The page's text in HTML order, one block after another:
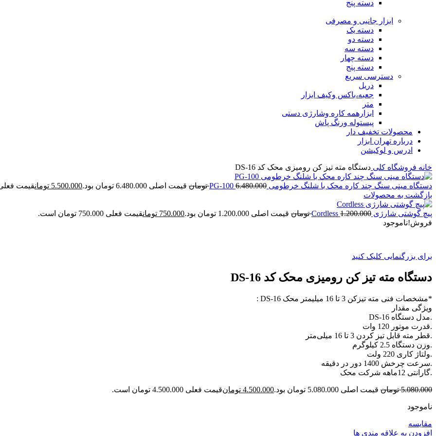
دسته پنج
ابزار جانبی و مصرفی
دسته یک
دسته دو
دسته سه
دسته چهار
دسته پنج
دسترسی سریع
دریل
جعبه،باکس وکیف ابزار
متر
ابزارهمه کاره وشارژی دستی
پیستوله ورنگ پاش
محصولات تخفیف دار
درباره تهران ابزار
ادرس و لوکیشن
خانه فروشگاه کلی دستگاه مته تیز کن رومیزی محک کد DS-16
دستگاه مینی سنگ چند کاره محک با شلنگ خرطومی PG-100 6.480.000 تومان قیمت اصلی 6.480.000 تومان بود. 5.500.000 تومانقیمت فعلی 5.500.000 تومان
بازگشت به محصولات
پیچ گوشتی شارژی Cordless 1.200.000 تومان قیمت اصلی 1.200.000 تومان بود. 750.000 تومانقیمت فعلی 750.000 تومان است.
فروش!ناموجود
برای بزرگنمایی کلیک کنید
دستگاه مته تیز کن رومیزی محک کد DS-16
*مشخصات فنی مته تیزکن 3 تا 16 میلیمتر محک DS-16 :
ویژگی مقدار
.مدل دستگاه DS-16
.قدرت موتور 120 وات
.قطر مته قابل تیز کردن 3 تا 16 میلی‌متر
.وزن دستگاه 2.5 کیلوگرم
.ولتاژ کاری 220 ولت
.سرعت چرخش 1400 دور در دقیقه
.گارانتی 12ماهه شرکت محک
5.080.000 تومان قیمت اصلی 5.080.000 تومان بود. 4.500.000 تومانقیمت فعلی 4.500.000 تومان است.
ناموجود
مقایسه
افزودن به علاقه مندی ها